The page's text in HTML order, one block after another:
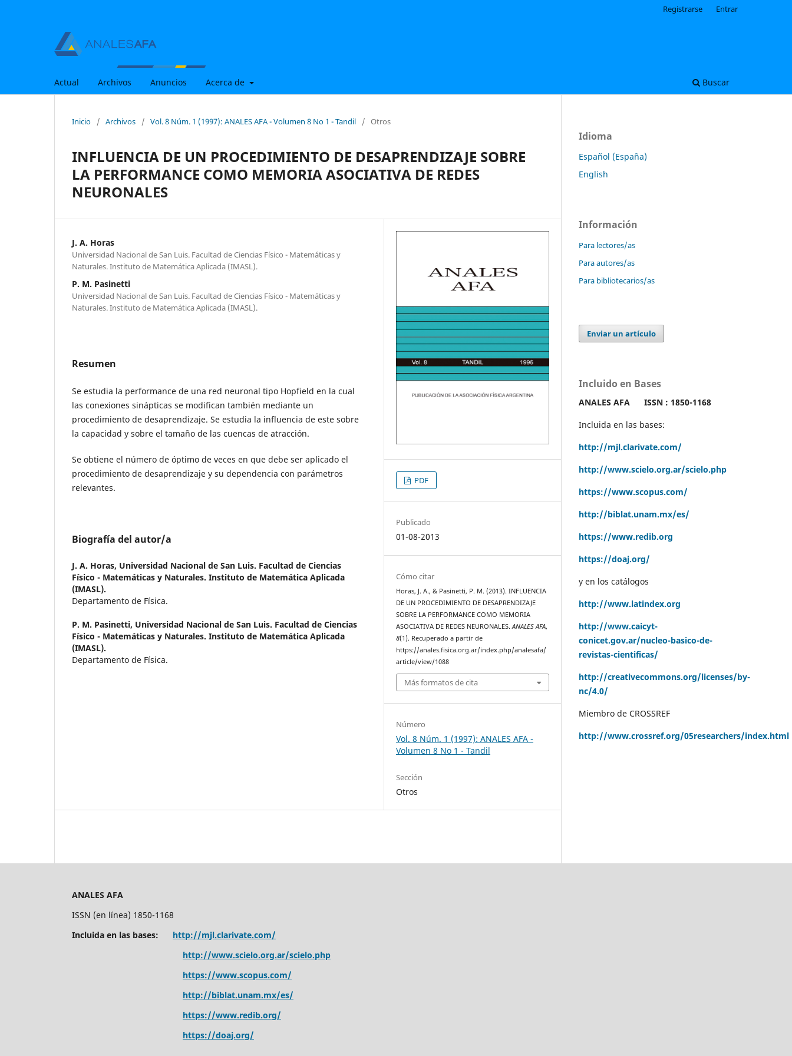
Actual Archivos Anuncios Acerca de Buscar
Registrarse Entrar
Inicio / Archivos / Vol. 8 Núm. 1 (1997): ANALES AFA - Volumen 8 No 1 - Tandil / Otros
INFLUENCIA DE UN PROCEDIMIENTO DE DESAPRENDIZAJE SOBRE
LA PERFORMANCE COMO MEMORIA ASOCIATIVA DE REDES
NEURONALES
J. A. Horas
Universidad Nacional de San Luis. Facultad de Ciencias Físico - Matemáticas y
Naturales. Instituto de Matemática Aplicada (IMASL).
P. M. Pasinetti
Universidad Nacional de San Luis. Facultad de Ciencias Físico - Matemáticas y
Naturales. Instituto de Matemática Aplicada (IMASL).
Resumen
Se estudia la performance de una red neuronal tipo Hopfield en la cual
las conexiones sinápticas se modifican también mediante un
procedimiento de desaprendizaje. Se estudia la influencia de este sobre
la capacidad y sobre el tamaño de las cuencas de atracción.
Se obtiene el número de óptimo de veces en que debe ser aplicado el
procedimiento de desaprendizaje y su dependencia con parámetros
relevantes.
Biografía del autor/a
J. A. Horas, Universidad Nacional de San Luis. Facultad de Ciencias
Físico - Matemáticas y Naturales. Instituto de Matemática Aplicada
(IMASL).
Departamento de Física.
P. M. Pasinetti, Universidad Nacional de San Luis. Facultad de Ciencias
Físico - Matemáticas y Naturales. Instituto de Matemática Aplicada
(IMASL).
Departamento de Física.
PDF
Publicado
01-08-2013
Cómo citar
Horas, J. A., & Pasinetti, P. M. (2013). INFLUENCIA
DE UN PROCEDIMIENTO DE DESAPRENDIZAJE
SOBRE LA PERFORMANCE COMO MEMORIA
ASOCIATIVA DE REDES NEURONALES.ANALES AFA,
8(1). Recuperado a partir de
https://anales.fisica.org.ar/index.php/analesafa/
article/view/1088
Más formatos de cita
Número
Vol. 8 Núm. 1 (1997): ANALES AFA -
Volumen 8 No 1 - Tandil
Sección
Otros
Idioma
Español (España)
English
Información
Para lectores/as
Para autores/as
Para bibliotecarios/as
Enviar un artículo
Incluido en Bases
ANALES AFA ISSN : 1850-1168
Incluida en las bases:
http://mjl.clarivate.com/
http://www.scielo.org.ar/scielo.php
https://www.scopus.com/
http://biblat.unam.mx/es/
https://www.redib.org
https://doaj.org/
y en los catálogos
http://www.latindex.org
http://www.caicyt-
conicet.gov.ar/nucleo-basico-de-
revistas-cientificas/
http://creativecommons.org/licenses/by-
nc/4.0/
Miembro de CROSSREF
http://www.crossref.org/05researchers/index.html
ANALES AFA
ISSN (en línea) 1850-1168
Incluida en las bases: http://mjl.clarivate.com/
http://www.scielo.org.ar/scielo.php
https://www.scopus.com/
http://biblat.unam.mx/es/
https://www.redib.org/
https://doaj.org/